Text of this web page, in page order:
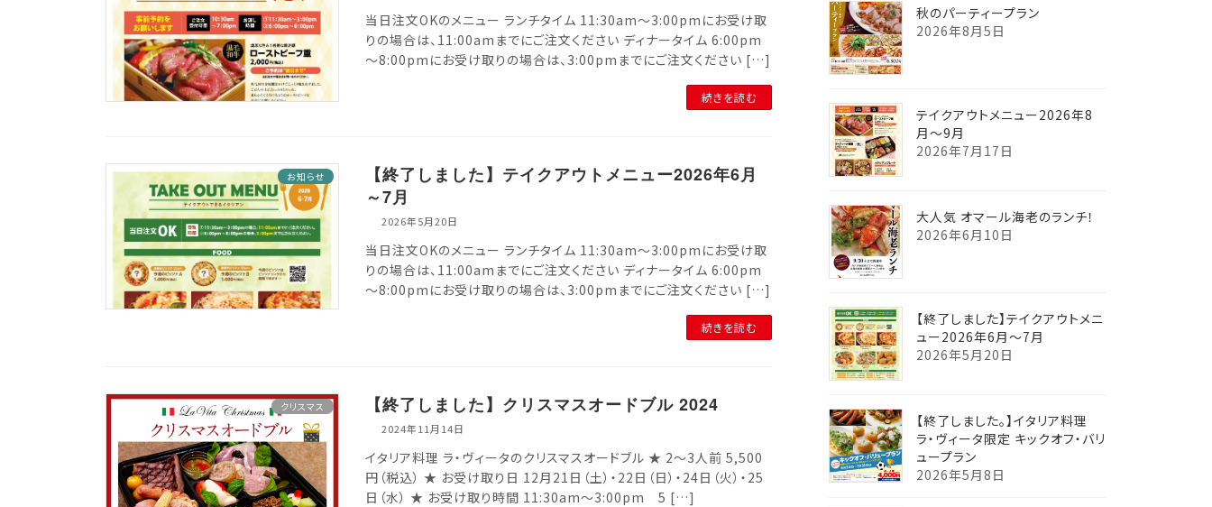
当日注文OKのメニュー ランチタイム 11:30am～3:00pmにお受け取
りの場合は、11:00amまでにご注文ください ディナータイム 6:00pm
～8:00pmにお受け取りの場合は、3:00pmまでにご注文ください […]
続きを読む
お知らせ
【終了しました】テイクアウトメニュー2026年6月
～7月
2026年5月20日
当日注文OKのメニュー ランチタイム 11:30am～3:00pmにお受け取
りの場合は、11:00amまでにご注文ください ディナータイム 6:00pm
～8:00pmにお受け取りの場合は、3:00pmまでにご注文ください […]
続きを読む
クリスマス 【終了しました】クリスマスオードブル 2024
2024年11月14日
イタリア料理 ラ・ヴィータのクリスマスオードブル ★ 2～3人前 5,500
円（税込） ★ お受け取り日 12月21日（土）・22日（日）・24日（火）・25
日（水） ★ お受け取り時間 11:30am～3:00pm 5 […]
秋のパーティープラン
2026年8月5日
テイクアウトメニュー2026年8
月～9月
2026年7月17日
大人気 オマール海老のランチ！
2026年6月10日
【終了しました】テイクアウトメニ
ュー2026年6月～7月
2026年5月20日
【終了しました。】イタリア料理
ラ・ヴィータ限定 キックオフ・バリ
ュープラン
2026年5月8日